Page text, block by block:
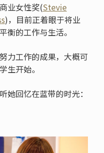
业女性奖(Stevie
)，目前正着眼于将业
衡的工作与生活。
力工作的成果，大概可
生开始。
她回忆在蓝带的时光：